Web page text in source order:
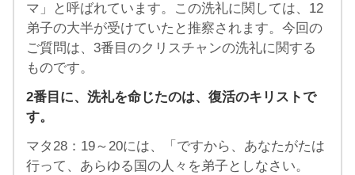
マ」と呼ばれています。この洗礼に関しては、12
弟子の大半が受けていたと推察されます。今回の
ご質問は、3番目のクリスチャンの洗礼に関する
ものです。
2番目に、洗礼を命じたのは、復活のキリストで
す。
マタ28：19～20には、「ですから、あなたがたは
行って、あらゆる国の人々を弟子としなさい。